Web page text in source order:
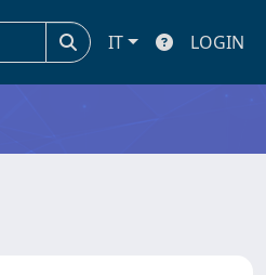
IT LOGIN